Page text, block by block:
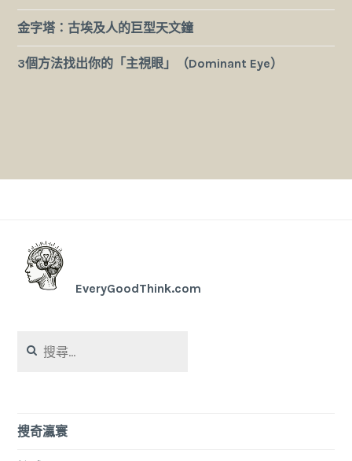
金字塔：古埃及人的巨型天文鐘
3個方法找出你的「主視眼」（Dominant Eye）
EveryGoodThink.com
尋
搜奇瀛寰